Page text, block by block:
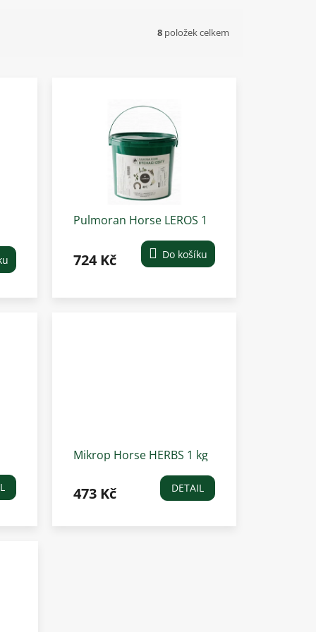
8 položek celkem
Pulmoran Horse LEROS 1
724 Kč Do košíku
Mikrop Horse HERBS 1 kg
473 Kč DETAIL